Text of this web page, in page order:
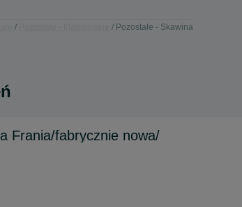
Pozostałe - Skawina
Frania/fabrycznie nowa/